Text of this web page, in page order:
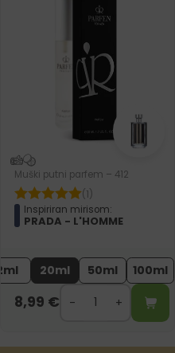
Muški putni parfem – 412
(1)
Inspiriran mirisom:
PRADA - L'HOMME
2ml 20ml 50ml 100ml
8,99 €